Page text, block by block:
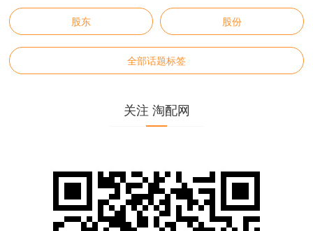
股东 股份
全部话题标签
关注 淘配网